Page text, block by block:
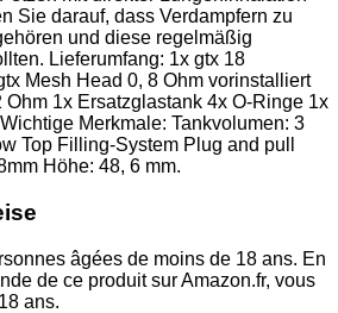
Sie darauf, dass Verdampfern zu
und diese regelmäßig
Lieferumfang: 1x gtx 18
Mesh Head 0, 8 Ohm vorinstalliert
Ohm 1x Ersatzglastank 4x O-Ringe 1x
Merkmale: Tankvolumen: 3
Top Filling-System Plug and pull
Höhe: 48, 6 mm.
âgées de moins de 18 ans. En
de ce produit sur Amazon.fr, vous
ans.